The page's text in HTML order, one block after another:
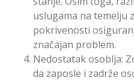
uslugama na temelju
pokrivenosti
značajan problem.
Nedostatak osoblja:
da zaposle i zadrže